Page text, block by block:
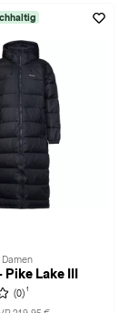
Lake III
(0) 1